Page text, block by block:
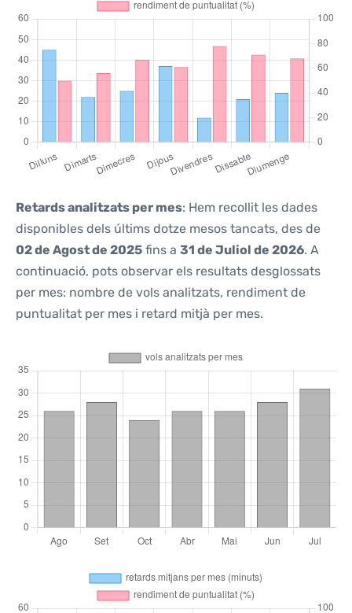
Retards analitzats per mes: Hem recollit les dades
disponibles dels últims dotze mesos tancats, des de
02 de Agost de 2025 fins a 31 de Juliol de 2026. A
continuació, pots observar els resultats desglossats
per mes: nombre de vols analitzats, rendiment de
puntualitat per mes i retard mitjà per mes.